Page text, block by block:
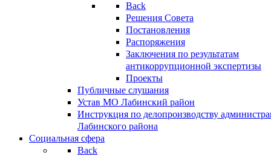
Back
Решения Совета
Постановления
Распоряжения
Заключения по результатам
антикоррупционной экспертизы
Проекты
Публичные слушания
Устав МО Лабинский район
Инструкция по делопроизводству
Лабинского района
Социальная сфера
Back